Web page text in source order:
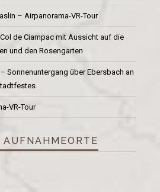
– Airpanorama-VR-Tour
de Ciampac mit Aussicht auf die
und den Rosengarten
Sonnenuntergang über Ebersbach an
VR-Tour